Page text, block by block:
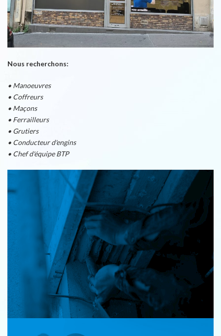
Nous recherchons:
• Manoeuvres
• Coffreurs
• Maçons
• Ferrailleurs
• Grutiers
• Conducteur d'engins
• Chef d'équipe BTP